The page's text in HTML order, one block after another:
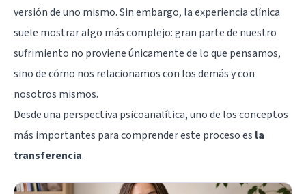
versión de uno mismo. Sin embargo, la experiencia clínica
suele mostrar algo más complejo: gran parte de nuestro
sufrimiento no proviene únicamente de lo que pensamos,
sino de cómo nos relacionamos con los demás y con
nosotros mismos.
Desde una perspectiva psicoanalítica, uno de los conceptos
más importantes para comprender este proceso es la
transferencia.